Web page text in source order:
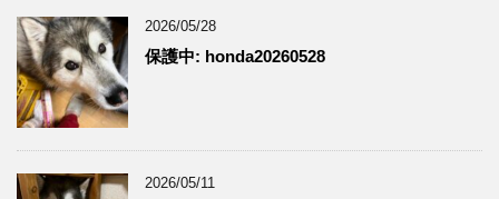
2026/05/28
保護中: honda20260528
2026/05/11